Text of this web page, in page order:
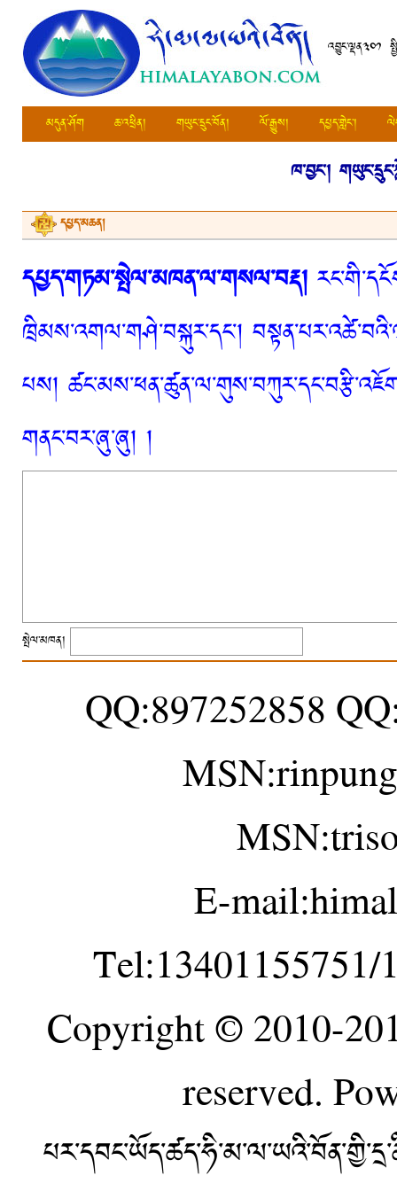
འབྱུང་ལྡན༣༠༡
མདུན་ཤོག ཆ་འཕྲིན། གཡུང་དྲུང་བོན། ལོ་རྒྱུས། དཔྱད་གླེང་།
ཁ་བྱང་།
དཔྱད་མཆན།
དཔྱད་གཏམ་སྤེལ་མཁན་ལ་གསལ་བརྡ།
ཁྲིམས་འགལ་གཤེ་བསྐུར་དང་།
པས།
གནང་བར་ཞུ་ཞུ། །
སྤེལ་མཁན།
QQ:897252858
E-
Tel:13401155751/
Copyright © 2010-
reserved.